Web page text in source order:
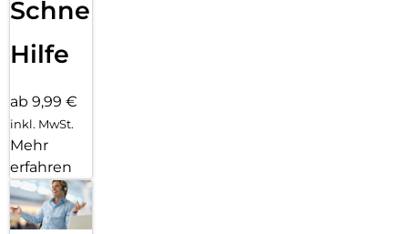
Schnelle
Hilfe
ab 9,99 €
inkl. MwSt.
Mehr
erfahren